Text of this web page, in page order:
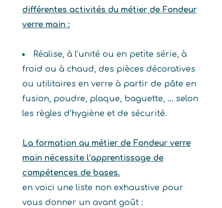
différentes activités du métier de Fondeur
verre main :
Réalise, à l’unité ou en petite série, à
froid ou à chaud, des pièces décoratives
ou utilitaires en verre à partir de pâte en
fusion, poudre, plaque, baguette, … selon
les règles d’hygiène et de sécurité.
La formation au métier de Fondeur verre
main nécessite l’apprentissage de
compétences de bases.
en voici une liste non exhaustive pour
vous donner un avant goût :